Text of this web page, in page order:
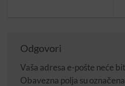
Odgovori
Vaša adresa e-pošte neće
Obavezna polja su